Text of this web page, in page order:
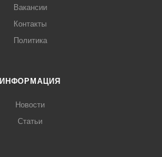
Вакансии
Контакты
Политика
ИНФОРМАЦИЯ
Новости
Статьи